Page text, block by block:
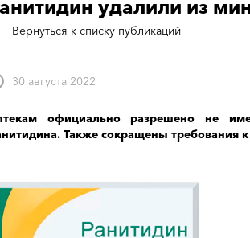
удалили из
Вернуться к списку публикаций
30 августа 2022
официально разрешено не
Также сокращены требования